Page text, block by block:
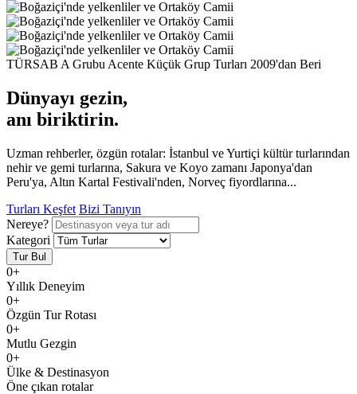
TÜRSAB A Grubu Acente Küçük Grup Turları 2009'dan Beri
Dünyayı gezin,
anı biriktirin.
Uzman rehberler, özgün rotalar: İstanbul ve Yurtiçi kültür turlarından
nehir ve gemi turlarına, Sakura ve Koyo zamanı Japonya'dan
Peru'ya, Altın Kartal Festivali'nden, Norveç fiyordlarına...
Turları Keşfet Bizi Tanıyın
Nereye?
Kategori
Tur Bul
0+
Yıllık Deneyim
0+
Özgün Tur Rotası
0+
Mutlu Gezgin
0+
Ülke & Destinasyon
Öne çıkan rotalar